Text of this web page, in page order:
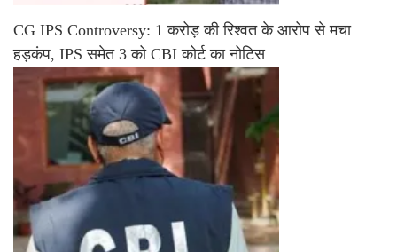
CG IPS Controversy: 1 करोड़ की रिश्वत के आरोप से मचा
हड़कंप, IPS समेत 3 को CBI कोर्ट का नोटिस